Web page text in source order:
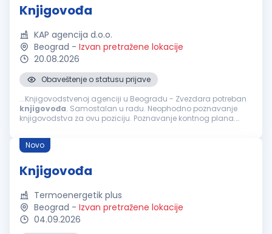
Knjigovođa
KAP agencija d.o.o.
Beograd - Izvan pretražene lokacije
20.08.2026
Obaveštenje o statusu prijave
...Knjigovodstvenoj agenciji u Beogradu - Zvezdara potreban
knjigovođa. Samostalan u radu. Neophodno poznavanje
knjigovodstva za ovu poziciju. Poznavanje kontnog plana.
Poznavanje zakonskih...
Novo
Knjigovođa
Termoenergetik plus
Beograd - Izvan pretražene lokacije
04.09.2026